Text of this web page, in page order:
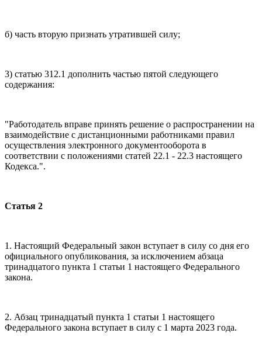
б) часть вторую признать утратившей силу;
3) статью 312.1 дополнить частью пятой следующего
содержания:
"Работодатель вправе принять решение о распространении на
взаимодействие с дистанционными работниками правил
осуществления электронного документооборота в
соответствии с положениями статей 22.1 - 22.3 настоящего
Кодекса.".
Статья 2
1. Настоящий Федеральный закон вступает в силу со дня его
официального опубликования, за исключением абзаца
тринадцатого пункта 1 статьи 1 настоящего Федерального
закона.
2. Абзац тринадцатый пункта 1 статьи 1 настоящего
Федерального закона вступает в силу с 1 марта 2023 года.